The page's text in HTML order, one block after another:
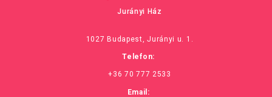
Jurányi Ház
1027 Budapest, Jurányi u. 1.
Telefon:
+36 70 777 2533
Email: